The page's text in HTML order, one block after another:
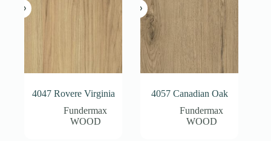
4047 Rovere Virginia
Fundermax
WOOD
4057 Canadian Oak
Fundermax
WOOD